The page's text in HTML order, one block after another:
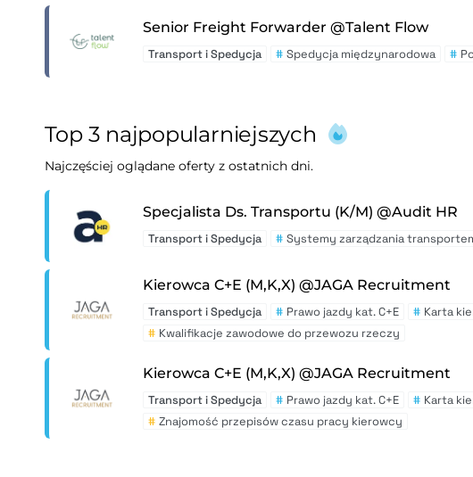
Senior Freight Forwarder @Talent Flow
Transport i Spedycja # Spedycja międzynarodowa #
Top 3 najpopularniejszych
Najczęściej oglądane oferty z ostatnich dni.
Specjalista Ds. Transportu (K/M) @Audit HR
Transport i Spedycja # Systemy zarządzania
Kierowca C+E (M,K,X) @JAGA Recruitment
Transport i Spedycja # Prawo jazdy kat. C+E # Karta
# Kwalifikacje zawodowe do przewozu rzeczy
Kierowca C+E (M,K,X) @JAGA Recruitment
Transport i Spedycja # Prawo jazdy kat. C+E # Karta
# Znajomość przepisów czasu pracy kierowcy